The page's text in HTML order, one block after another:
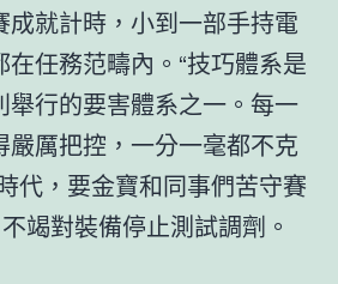
就計時，小到一部手持電
任務范疇內。“技巧體系是
舉行的要害體系之一。每一
厲把控，一分一毫都不克
代，要金寶和同事們苦守賽
不竭對裝備停止測試調劑。